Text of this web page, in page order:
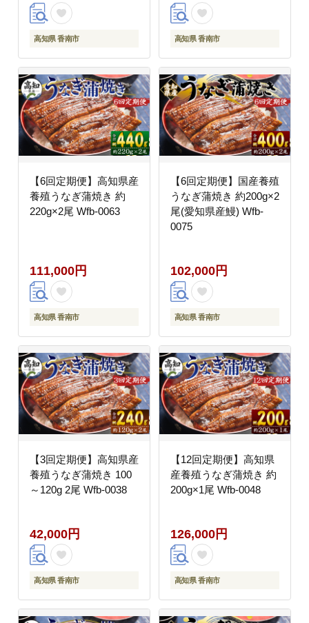
高知県 香南市 高知県 香南市
【6回定期便】高知県産
養殖うなぎ蒲焼き 約
220g×2尾 Wfb-0063
111,000円
高知県 香南市
【6回定期便】国産養殖
うなぎ蒲焼き 約200g×2
尾(愛知県産鰻) Wfb-
0075
102,000円
高知県 香南市
【3回定期便】高知県産
養殖うなぎ蒲焼き 100
～120g 2尾 Wfb-0038
42,000円
高知県 香南市
【12回定期便】高知県
産養殖うなぎ蒲焼き 約
200g×1尾 Wfb-0048
126,000円
高知県 香南市